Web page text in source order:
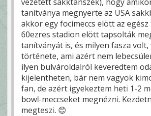
tanítványa megnyerte az USA
akkor egy focimeccs elött az
60ezres stadion elött tapsolták
tanítványát is, és milyen fasza
története, ami azért nem
ilyen bulvároldalról keveredtem
kijelentheten, bár nem vagyok
fan, de azért igyekeztem heti 1-2
bowl-meccseket megnézni.
megteszi. 😊